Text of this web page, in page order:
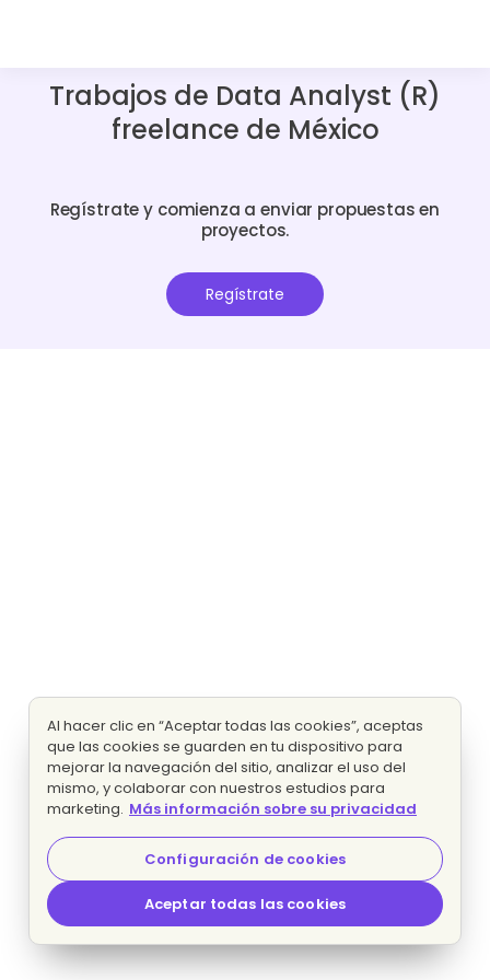
Trabajos de Data Analyst (R)
freelance de México
Regístrate y comienza a enviar propuestas en
proyectos.
Regístrate
Al hacer clic en “Aceptar todas las cookies”, aceptas
que las cookies se guarden en tu dispositivo para
mejorar la navegación del sitio, analizar el uso del
mismo, y colaborar con nuestros estudios para
marketing. Más información sobre su privacidad
Configuración de cookies
Aceptar todas las cookies